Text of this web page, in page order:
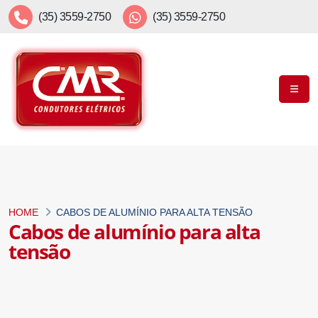
(35) 3559-2750 (35) 3559-2750
Cabos de alumínio para alta
tensão
HOME CABOS DE ALUMÍNIO PARA ALTA TENSÃO